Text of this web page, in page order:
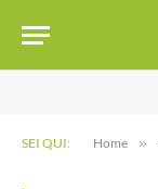
SEI QUI: Home »